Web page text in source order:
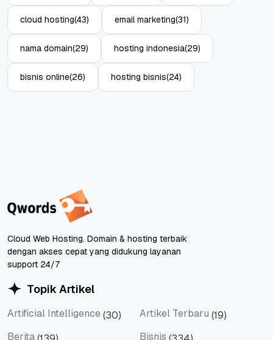
cloud hosting(43) email marketing(31)
nama domain(29) hosting indonesia(29)
bisnis online(26) hosting bisnis(24)
Cloud Web Hosting. Domain & hosting terbaik
dengan akses cepat yang didukung layanan
support 24/7
Topik Artikel
Artificial Intelligence (30) Artikel Terbaru (19)
Berita
Bisnis